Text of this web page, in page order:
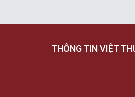
THÔNG TIN VIỆT